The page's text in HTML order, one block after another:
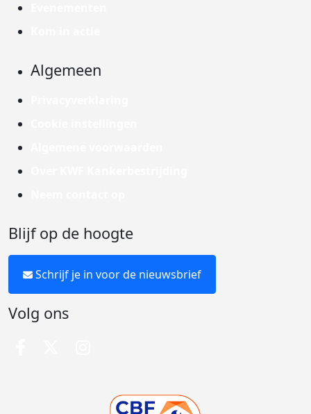
Algemeen
Blijf op de hoogte
Schrijf je in voor de nieuwsbrief
Volg ons